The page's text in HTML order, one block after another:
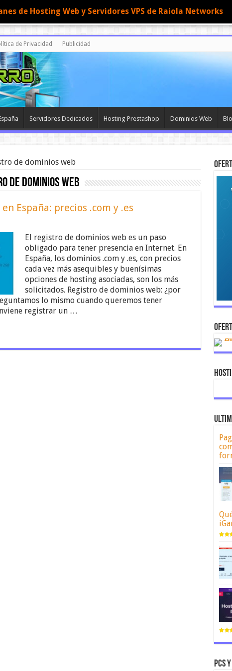
de Privacidad Publicidad
Servidores Dedicados Hosting Prestashop Dominios Web
de dominios web
de dominios web
España: precios .com y .es
El registro de dominios web es un paso
obligado para tener presencia en Internet. En
España, los dominios .com y .es, con precios
cada vez más asequibles y buenísimas
opciones de hosting asociadas, son los más
solicitados. Registro de dominios web: ¿por
lo mismo cuando queremos tener
registrar un …
Pcs
de Hosting Web y Servidores VPS de Raiola Networks